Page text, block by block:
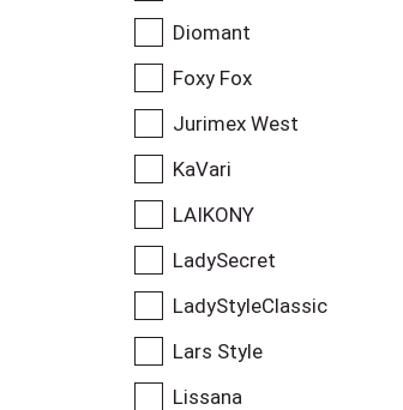
Diomant
Foxy Fox
Jurimex West
KaVari
LAIKONY
LadySecret
LadyStyleClassic
Lars Style
Lissana